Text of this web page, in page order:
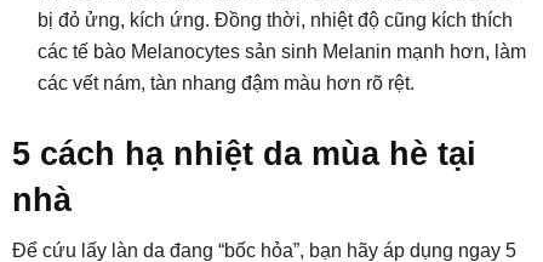
bị đỏ ửng, kích ứng. Đồng thời, nhiệt độ cũng kích thích
các tế bào Melanocytes sản sinh Melanin mạnh hơn, làm
các vết nám, tàn nhang đậm màu hơn rõ rệt.
5 cách hạ nhiệt da mùa hè tại
nhà
Để cứu lấy làn da đang “bốc hỏa”, bạn hãy áp dụng ngay 5